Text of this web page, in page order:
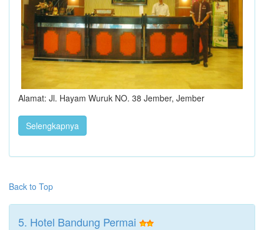
Alamat: Jl. Hayam Wuruk NO. 38 Jember, Jember
Selengkapnya
Back to Top
5. Hotel Bandung Permai